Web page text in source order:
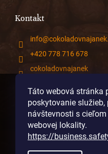
Táto webová stránka
poskytovanie
návštevnosti s
webovej lokality.
https://
Kontakt
info@
+420 778 716 678
cokoladovnajanek
@janek_chocolate